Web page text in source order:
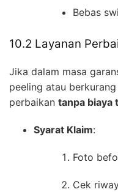
Bebas
10.2 Layanan
Jika dalam masa
peeling atau
perbaikan tanpa biaya
Syarat Klaim:
Foto
Cek